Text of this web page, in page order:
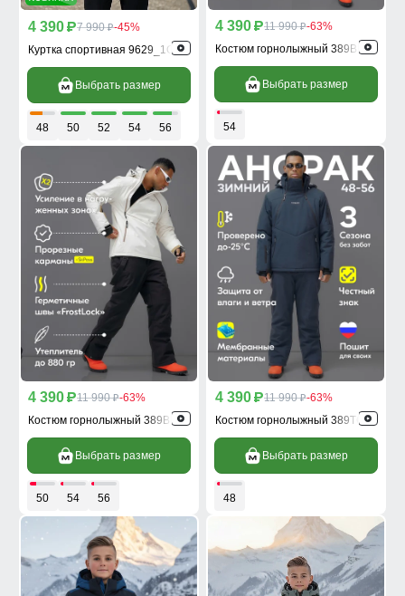
4 390 p7 990 p-45%
Куртка спортивная 9629_1Ch
Выбрать размер
48 50 52 54 56
4 390 p11 990 p-63%
Костюм горнолыжный 389B
Выбрать размер
54
4 390 p11 990 p-63%
Костюм горнолыжный 389Bl
Выбрать размер
50 54 56
4 390 p11 990 p-63%
Костюм горнолыжный 389TC
Выбрать размер
48